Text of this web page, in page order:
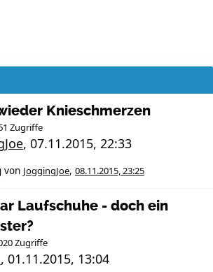
Knieschmerzen
Zugriffe
, 07.11.2015, 22:33
von JoggingJoe, 08.11.2015, 23:25
Laufschuhe - doch ein
Zugriffe
, 01.11.2015, 13:04